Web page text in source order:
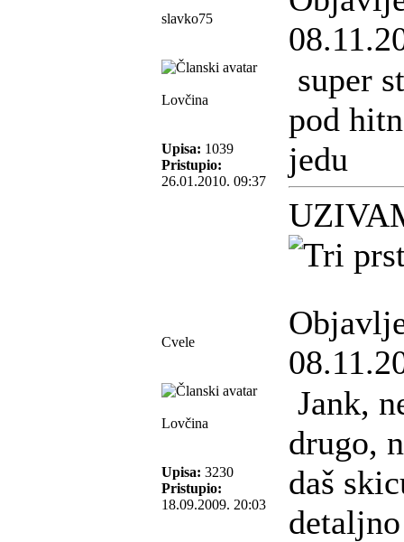
slavko75
Lovčina
Upisa: 1039
Pristupio:
26.01.2010. 09:37
super
pod
jedu
Cvele
Lovčina
Upisa: 3230
Pristupio:
18.09.2009. 20:03
Jank,
drugo,
daš